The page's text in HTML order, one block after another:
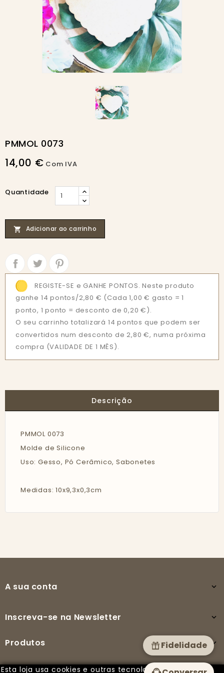
PMMOL 0073
14,00 € Com IVA
Quantidade
 Adicionar ao carrinho
REGISTE-SE e GANHE PONTOS. Neste produto
ganhe 14 pontos/2,80 € (Cada 1,00 € gasto = 1
ponto, 1 ponto = desconto de 0,20 €).
O seu carrinho totalizará 14 pontos que podem ser
convertidos num desconto de 2,80 €, numa próxima
compra (VALIDADE DE 1 MÊS).
Descrição
PMMOL 0073
Molde de Silicone
Uso: Gesso, Pó Cerâmico, Sabonetes
Medidas: 10x9,3x0,3cm
A sua conta 
Inscreva-se na Newsletter 
Produtos 
Esta loja usa cookies e outras tecnologias para
Fidelidade